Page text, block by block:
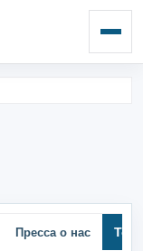
Пресса о нас